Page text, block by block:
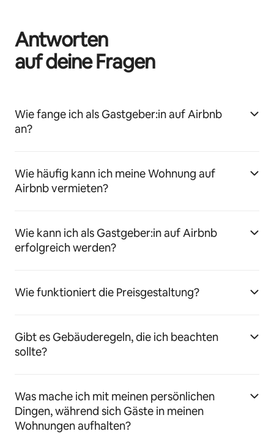
Antworten
auf deine Fragen
Wie fange ich als Gastgeber:in auf Airbnb
an?
Wie häufig kann ich meine Wohnung auf
Airbnb vermieten?
Wie kann ich als Gastgeber:in auf Airbnb
erfolgreich werden?
Wie funktioniert die Preisgestaltung?
Gibt es Gebäuderegeln, die ich beachten
sollte?
Was mache ich mit meinen persönlichen
Dingen, während sich Gäste in meinen
Wohnungen aufhalten?